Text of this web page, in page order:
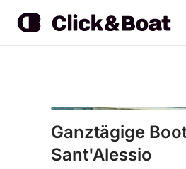
Ganztägige
Sant'Alessio